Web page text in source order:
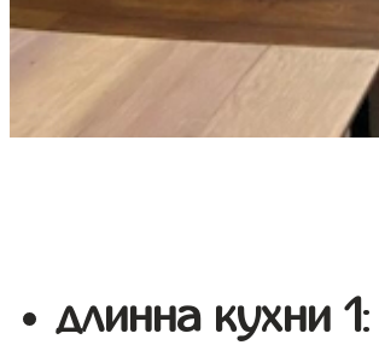
длинна кухни 1